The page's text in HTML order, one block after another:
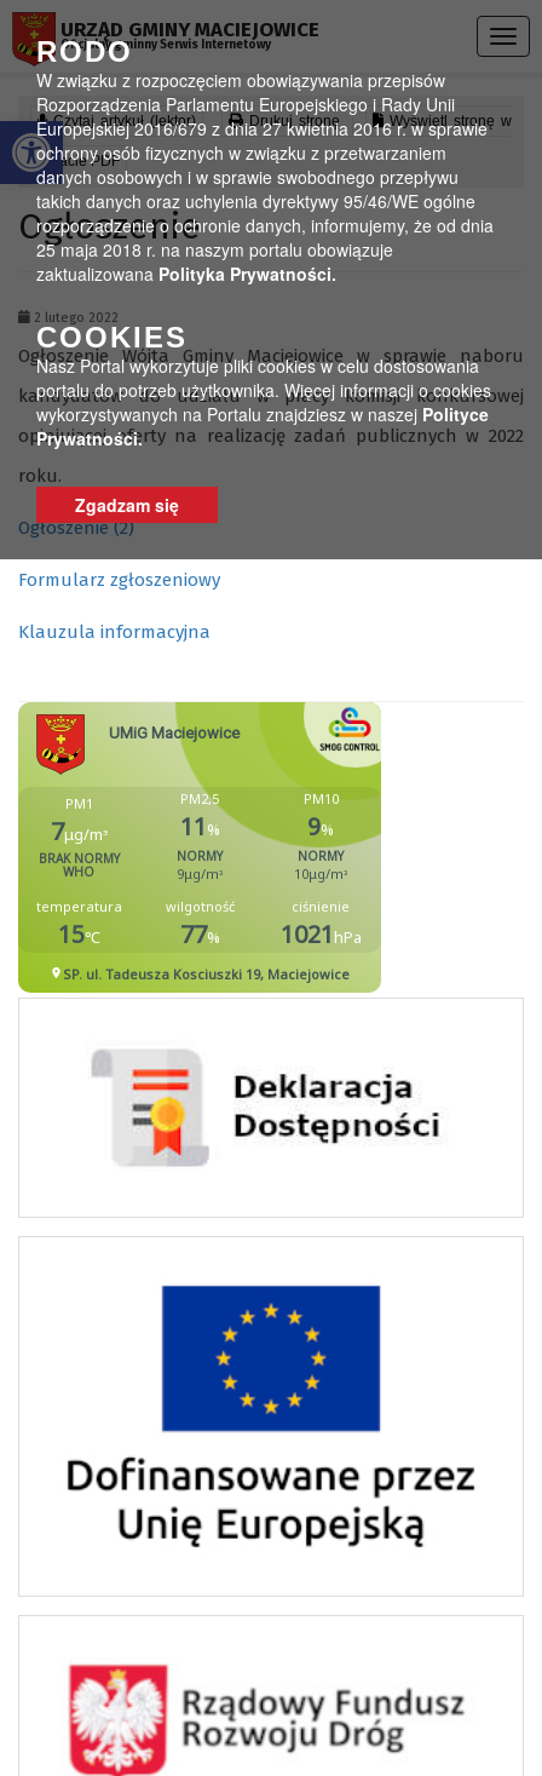
Otwórz pasek narzędzi
RODO
W związku z rozpoczęciem obowiązywania przepisów
Rozporządzenia Parlamentu Europejskiego i Rady Unii
Europejskiej 2016/679 z dnia 27 kwietnia 2016 r. w sprawie
ochrony osób fizycznych w związku z przetwarzaniem
danych osobowych i w sprawie swobodnego przepływu
takich danych oraz uchylenia dyrektywy 95/46/WE ogólne
rozporządzenie o ochronie danych, informujemy, że od dnia
25 maja 2018 r. na naszym portalu obowiązuje
zaktualizowana Polityka Prywatności.
COOKIES
Nasz Portal wykorzytuje pliki cookies w celu dostosowania
portalu do potrzeb użytkownika. Więcej informacji o cookies
wykorzystywanych na Portalu znajdziesz w naszej Polityce
Prywatności.
Zgadzam się
URZĄD GMINY MACIEJOWICE
Oficjalny gminny Serwis Internetowy
Czytaj artykuł (lektor) Drukuj stronę Wyświetl stronę w
formacie PDF
Ogłoszenie
2 lutego 2022
Ogłoszenie Wójta Gminy Maciejowice w sprawie naboru
kandydatów do udziału w pracy komisji konkursowej
opiniującej oferty na realizację zadań publicznych w 2022
roku.
Ogłoszenie (2)
Formularz zgłoszeniowy
Klauzula informacyjna